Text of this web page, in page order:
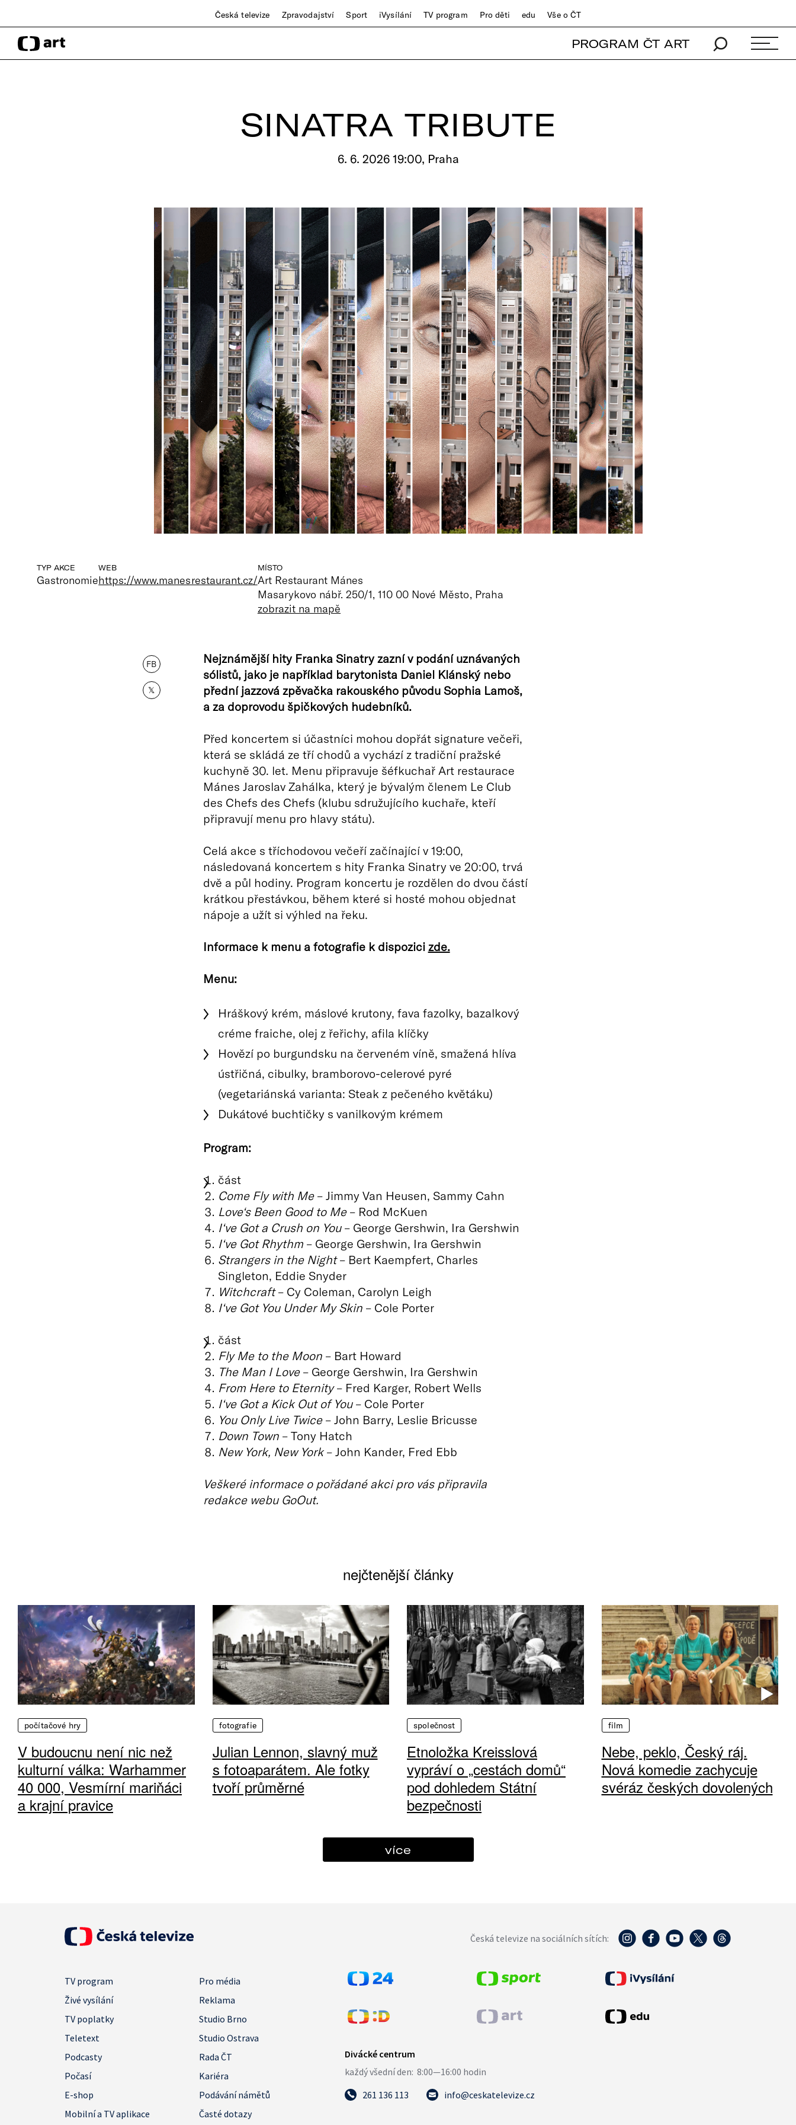
Česká televize Zpravodajství Sport iVysílání TV program Pro děti edu Vše o ČT
PROGRAM ČT ART
SINATRA TRIBUTE
6. 6. 2026 19:00, Praha
TYP AKCE
Gastronomie
WEB
https://www.manesrestaurant.cz/
MÍSTO
Art Restaurant Mánes
Masarykovo nábř. 250/1, 110 00 Nové Město, Praha
zobrazit na mapě
FB
𝕏
Nejznámější hity Franka Sinatry zazní v podání uznávaných
sólistů, jako je například barytonista Daniel Klánský nebo
přední jazzová zpěvačka rakouského původu Sophia Lamoš,
a za doprovodu špičkových hudebníků.
Před koncertem si účastníci mohou dopřát signature večeři,
která se skládá ze tří chodů a vychází z tradiční pražské
kuchyně 30. let. Menu připravuje šéfkuchař Art restaurace
Mánes Jaroslav Zahálka, který je bývalým členem Le Club
des Chefs des Chefs (klubu sdružujícího kuchaře, kteří
připravují menu pro hlavy státu).
Celá akce s tříchodovou večeří začínající v 19:00,
následovaná koncertem s hity Franka Sinatry ve 20:00, trvá
dvě a půl hodiny. Program koncertu je rozdělen do dvou částí
krátkou přestávkou, během které si hosté mohou objednat
nápoje a užít si výhled na řeku.
Informace k menu a fotografie k dispozici zde.
Menu:
Hráškový krém, máslové krutony, fava fazolky, bazalkový
créme fraiche, olej z řeřichy, afila klíčky
Hovězí po burgundsku na červeném víně, smažená hlíva
ústřičná, cibulky, bramborovo-celerové pyré
(vegetariánská varianta: Steak z pečeného květáku)
Dukátové buchtičky s vanilkovým krémem
Program:
část
Come Fly with Me– Jimmy Van Heusen, Sammy Cahn
Love‘s Been Good to Me– Rod McKuen
I‘ve Got a Crush on You– George Gershwin, Ira Gershwin
I‘ve Got Rhythm– George Gershwin, Ira Gershwin
Strangers in the Night– Bert Kaempfert, Charles
Singleton, Eddie Snyder
Witchcraft– Cy Coleman, Carolyn Leigh
I‘ve Got You Under My Skin– Cole Porter
část
Fly Me to the Moon– Bart Howard
The Man I Love– George Gershwin, Ira Gershwin
From Here to Eternity– Fred Karger, Robert Wells
I‘ve Got a Kick Out of You– Cole Porter
You Only Live Twice– John Barry, Leslie Bricusse
Down Town– Tony Hatch
New York, New York– John Kander, Fred Ebb
Veškeré informace o pořádané akci pro vás připravila
redakce webu GoOut.
nejčtenější články
počítačové hry
V budoucnu není nic než
kulturní válka: Warhammer
40 000, Vesmírní mariňáci
a krajní pravice
fotografie
Julian Lennon, slavný muž
s fotoaparátem. Ale fotky
tvoří průměrné
společnost
Etnoložka Kreisslová
vypráví o „cestách domů“
pod dohledem Státní
bezpečnosti
film
Nebe, peklo, Český ráj.
Nová komedie zachycuje
svéráz českých dovolených
více
Česká televize na sociálních sítích:
TV program
Pro média
Živé vysílání
Reklama
TV poplatky
Studio Brno
Teletext
Studio Ostrava
Podcasty
Rada ČT
Počasí
Kariéra
E-shop
Podávání námětů
Mobilní a TV aplikace
Časté dotazy
261 136 113 info@ceskatelevize.cz